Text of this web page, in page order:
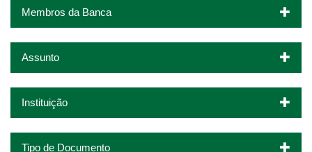
Membros da Banca
Assunto
Instituição
Tipo de Documento